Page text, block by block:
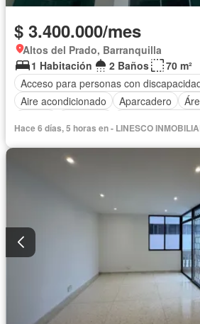
$ 3.400.000/mes
Altos del Prado, Barranquilla
1 Habitación
2 Baños
70 m²
Acceso para personas con
Aire acondicionado
Aparcadero
Gas natural
Gimnasio Jacuzzi
Sauna
Permite
Hace 6 días, 5 horas en - LINESCO